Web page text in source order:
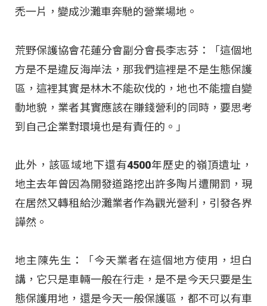
禿一片，變成沙灘車奔馳的營業場地。
荒野保護協會花蓮分會副分會長李志芬：「這個地
方是不是違反海岸法，那我們這裡是不是生態保護
區，這裡其實是林木不能砍伐的，地也不能擅自變
動地貌，業者其實應該在賺錢營利的同時，要思考
到自己企業對環境也是有責任的。」
此外，該區域地下還有4500年歷史的嶺頂遺址，
地主去年曾因為開發道路挖出許多陶片遭開罰，現
在居然又轉租給沙灘業者作為觀光營利，引發各界
譁然。
地主陳先生：「今天業者在這個地方使用，坦白
講，它只是車輛一般在行走，是不是今天只要是生
態保護用地，還是今天一般保護區，都不可以有車